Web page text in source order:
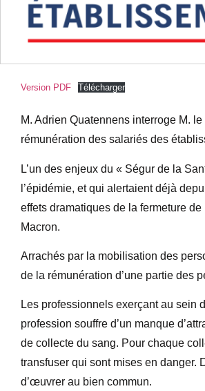
Version PDF Télécharger
M. Adrien Quatennens interroge M.
rémunération des salariés des
L’un des enjeux du « Ségur de la
l’épidémie, et qui alertaient déjà
effets dramatiques de la fermeture
Macron.
Arrachés par la mobilisation des
de la rémunération d’une partie des
Les professionnels exerçant au sein
profession souffre d’un manque
de collecte du sang. Pour chaque
transfuser qui sont mises en danger.
d’œuvrer au bien commun.